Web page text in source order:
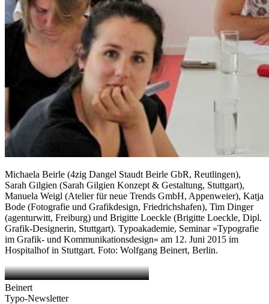
Michaela Beirle (4zig Dangel Staudt Beirle GbR, Reutlingen),
Sarah Gilgien (Sarah Gilgien Konzept & Gestaltung, Stuttgart),
Manuela Weigl (Atelier für neue Trends GmbH, Appenweier), Katja
Bode (Fotografie und Grafikdesign, Friedrichshafen), Tim Dinger
(agenturwitt, Freiburg) und Brigitte Loeckle (Brigitte Loeckle, Dipl.
Grafik-Designerin, Stuttgart). Typoakademie, Seminar »Typografie
im Grafik- und Kommunikationsdesign« am 12. Juni 2015 im
Hospitalhof in Stuttgart. Foto: Wolfgang Beinert, Berlin.
Beinert
Typo-Newsletter